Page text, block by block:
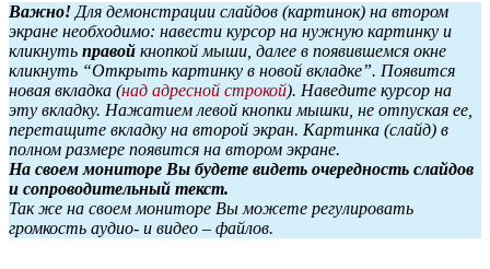
Важно! Для демонстрации слайдов (картинок) на втором
экране необходимо: навести курсор на нужную картинку и
кликнуть правой кнопкой мыши, далее в появившемся окне
кликнуть “Открыть картинку в новой вкладке”. Появится
новая вкладка (над адресной строкой). Наведите курсор на
эту вкладку. Нажатием левой кнопки мышки, не отпуская ее,
перетащите вкладку на второй экран. Картинка (слайд) в
полном размере появится на втором экране.
На своем мониторе Вы будете видеть очередность слайдов
и сопроводительный текст.
Так же на своем мониторе Вы можете регулировать
громкость аудио- и видео – файлов.